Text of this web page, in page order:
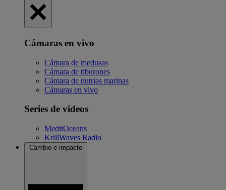
Cámaras en vivo
Cámara de medusas
Cámara de tiburones
Cámara de nutrias marinas
Cámaras en vivo
Series de videos
MeditOceans
KrillWaves Radio
Cambio e impacto